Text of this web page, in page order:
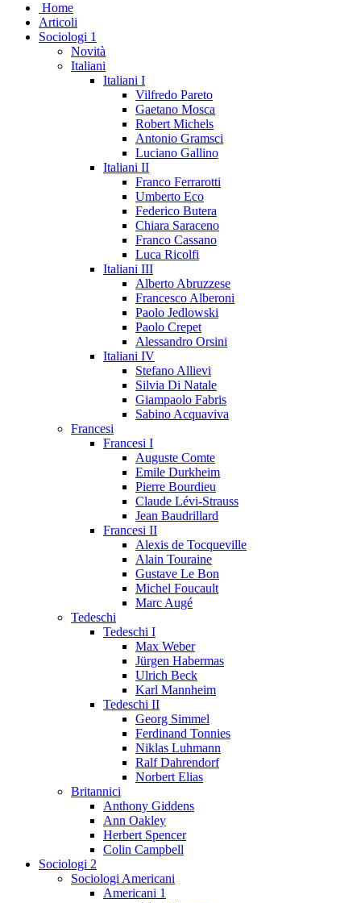
Home
Articoli
Sociologi 1
Novità
Italiani
Italiani I
Vilfredo Pareto
Gaetano Mosca
Robert Michels
Antonio Gramsci
Luciano Gallino
Italiani II
Franco Ferrarotti
Umberto Eco
Federico Butera
Chiara Saraceno
Franco Cassano
Luca Ricolfi
Italiani III
Alberto Abruzzese
Francesco Alberoni
Paolo Jedlowski
Paolo Crepet
Alessandro Orsini
Italiani IV
Stefano Allievi
Silvia Di Natale
Giampaolo Fabris
Sabino Acquaviva
Francesi
Francesi I
Auguste Comte
Emile Durkheim
Pierre Bourdieu
Claude Lévi-Strauss
Jean Baudrillard
Francesi II
Alexis de Tocqueville
Alain Touraine
Gustave Le Bon
Michel Foucault
Marc Augé
Tedeschi
Tedeschi I
Max Weber
Jürgen Habermas
Ulrich Beck
Karl Mannheim
Tedeschi II
Georg Simmel
Ferdinand Tonnies
Niklas Luhmann
Ralf Dahrendorf
Norbert Elias
Britannici
Anthony Giddens
Ann Oakley
Herbert Spencer
Colin Campbell
Sociologi 2
Sociologi Americani
Americani 1